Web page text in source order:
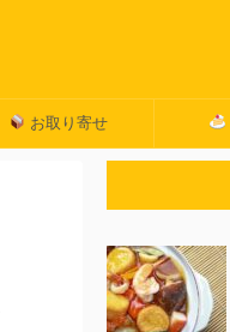
お取り寄せ